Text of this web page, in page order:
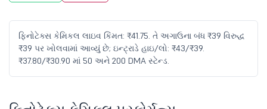
ફિનોટેક્સ કેમિકલ લાઇવ કિંમત: ₹41.75. તે અગાઉના બંધ ₹39 વિરુદ્ધ
₹39 પર ખોલવામાં આવ્યું છે; ઇન્ટ્રાડે હાઇ/લો: ₹43/₹39.
₹37.80/₹30.90 માં 50 અને 200 DMA સ્ટેન્ડ.